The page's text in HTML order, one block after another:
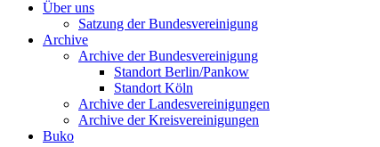
Über uns
Satzung der Bundesvereinigung
Archive
Archive der Bundesvereinigung
Standort Berlin/Pankow
Standort Köln
Archive der Landesvereinigungen
Archive der Kreisvereinigungen
Buko